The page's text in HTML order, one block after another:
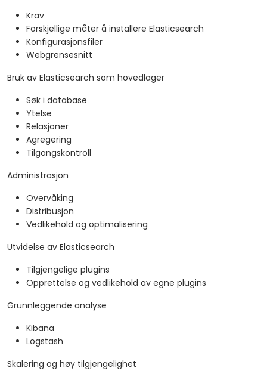
Krav
Forskjellige måter å installere Elasticsearch
Konfigurasjonsfiler
Webgrensesnitt
Bruk av Elasticsearch som hovedlager
Søk i database
Ytelse
Relasjoner
Agregering
Tilgangskontroll
Administrasjon
Overvåking
Distribusjon
Vedlikehold og optimalisering
Utvidelse av Elasticsearch
Tilgjengelige plugins
Opprettelse og vedlikehold av egne plugins
Grunnleggende analyse
Kibana
Logstash
Skalering og høy tilgjengelighet